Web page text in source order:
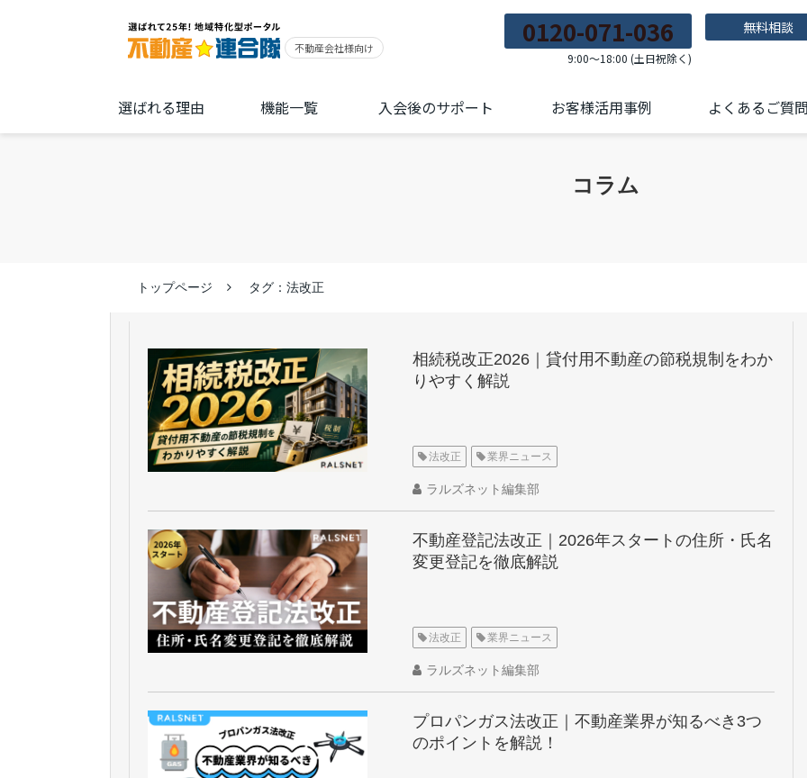
0120-071-036
9:00～18:00 (土日祝除く)
無料相談
選ばれる理由 機能一覧 入会後のサポート お客様活用事例 よくあるご質
コラム
トップページ タグ：法改正
相続税改正2026｜貸付用不動産の節税規制をわか
りやすく解説
法改正 業界ニュース
ラルズネット編集部
不動産登記法改正｜2026年スタートの住所・氏名
変更登記を徹底解説
法改正 業界ニュース
ラルズネット編集部
プロパンガス法改正｜不動産業界が知るべき3つ
のポイントを解説！